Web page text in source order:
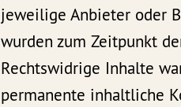
jeweilige Anbieter oder
wurden zum Zeitpunkt
Rechtswidrige Inhalte
permanente inhaltliche